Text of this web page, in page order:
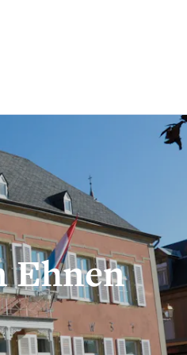
Informations touristiques
Ehnen